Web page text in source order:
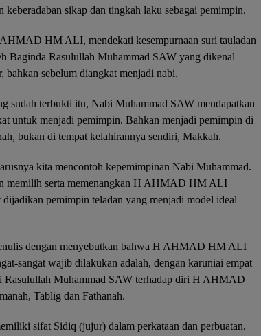
keberadaban sikap dan tingkah laku sebagai pemimpin.
HM ALI, mendekati kesempurnaan suri tauladan
Baginda Rasulullah Muhammad SAW yang dikenal
bahkan sebelum diangkat menjadi nabi.
sudah terbukti itu, Nabi Muhammad SAW mendapatkan
untuk menjadi pemimpin. Bahkan menjadi pemimpin di
bukan di tempat kelahirannya sendiri, Makkah.
kita mencontoh kepemimpinan Nabi Muhammad.
memilih serta memenangkan H AHMAD HM ALI
dijadikan pemimpin teladan yang menjadi model ideal
dengan menyebutkan bahwa H AHMAD HM ALI
sangat wajib dilakukan adalah, dengan karuniai empat
Rasulullah Muhammad SAW terhadap diri H AHMAD
Tablig dan Fathanah.
sifat Sidiq (jujur) dalam perkataan dan perbuatan,